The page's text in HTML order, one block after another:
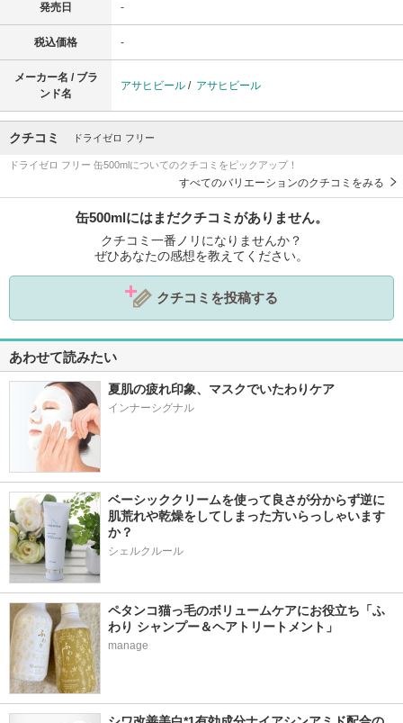
発売日 -
税込価格 -
メーカー名 / ブラ
ンド名
アサヒビール / アサヒビール
クチコミ ドライゼロ フリー
ドライゼロ フリー 缶500mlについてのクチコミをピックアップ！
すべてのバリエーションのクチコミをみる
缶500mlにはまだクチコミがありません。
クチコミ一番ノリになりませんか？
ぜひあなたの感想を教えてください。
クチコミを投稿する
あわせて読みたい
夏肌の疲れ印象、マスクでいたわりケア
インナーシグナル
ベーシッククリームを使って良さが分からず逆に
肌荒れや乾燥をしてしまった方いらっしゃいます
か？
シェルクルール
ペタンコ猫っ毛のボリュームケアにお役立ち「ふ
わり シャンプー＆ヘアトリートメント」
manage